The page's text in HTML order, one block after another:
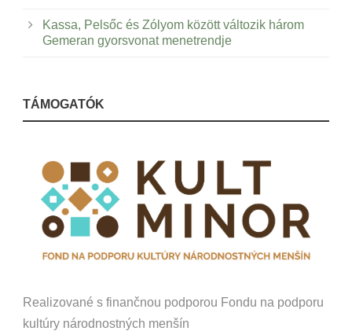
Kassa, Pelsőc és Zólyom között változik három
Gemeran gyorsvonat menetrendje
TÁMOGATÓK
Realizované s finančnou podporou Fondu na podporu
kultúry národnostných menšín